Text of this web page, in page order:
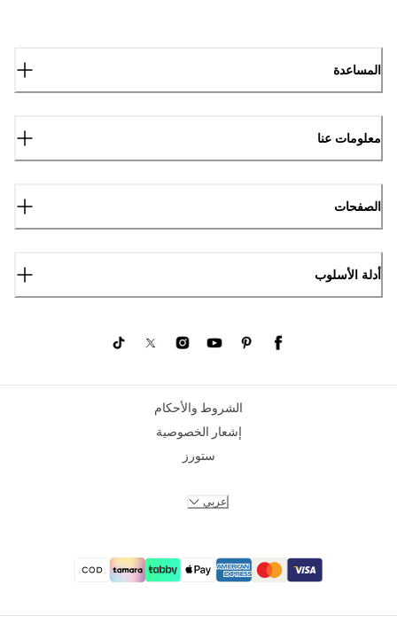
المساعدة
معلومات عنا
الصفحات
أدلة الأسلوب
الشروط والأحكام
إشعار الخصوصية
ستورز
عربي